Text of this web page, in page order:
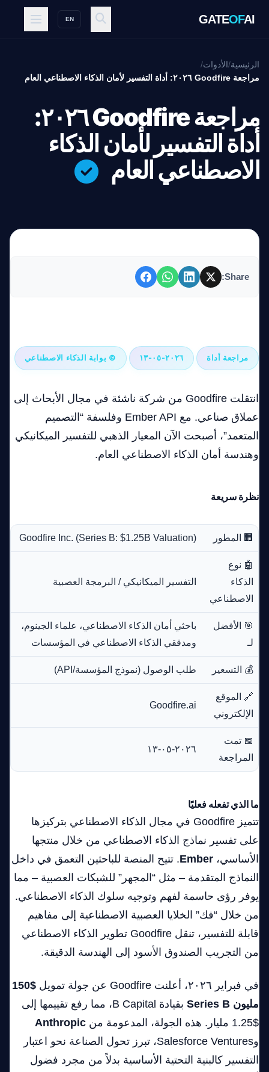
GATEOFAI
EN
الرئيسية/ الأدوات/
مراجعة Goodfire ٢٠٢٦: أداة التفسير لأمان الذكاء الاصطناعي العام
مراجعة Goodfire ٢٠٢٦:
أداة التفسير لأمان الذكاء
الاصطناعي العام
Share:
مراجعة أداة ٢٠٢٦-٠٥-١٣ © بوابة الذكاء الاصطناعي
انتقلت Goodfire من شركة ناشئة في مجال الأبحاث إلى
عملاق صناعي. مع Ember API وفلسفة “التصميم
المتعمد”، أصبحت الآن المعيار الذهبي للتفسير الميكانيكي
وهندسة أمان الذكاء الاصطناعي العام.
نظرة سريعة
🏢 المطور Goodfire Inc. (Series B: $1.25B Valuation)
🤖 نوع
الذكاء
الاصطناعي
التفسير الميكانيكي / البرمجة العصبية
🎯 الأفضل
لـ
باحثي أمان الذكاء الاصطناعي، علماء الجينوم،
ومدققي الذكاء الاصطناعي في المؤسسات
💰 التسعير طلب الوصول (نموذج المؤسسة/API)
🔗 الموقع
الإلكتروني
Goodfire.ai
📅 تمت
المراجعة
٢٠٢٦-٠٥-١٣
ما الذي تفعله فعليًا
تتميز Goodfire في مجال الذكاء الاصطناعي بتركيزها
على تفسير نماذج الذكاء الاصطناعي من خلال منتجها
الأساسي، Ember. تتيح المنصة للباحثين التعمق في داخل
النماذج المتقدمة – مثل “المجهر” للشبكات العصبية – مما
يوفر رؤى حاسمة لفهم وتوجيه سلوك الذكاء الاصطناعي.
من خلال “فك” الخلايا العصبية الاصطناعية إلى مفاهيم
قابلة للتفسير، تنقل Goodfire تطوير الذكاء الاصطناعي
من التجريب الصندوق الأسود إلى الهندسة الدقيقة.
في فبراير ٢٠٢٦، أعلنت Goodfire عن جولة تمويل
$150
مليون Series B
بقيادة B Capital، مما رفع تقييمها إلى
$1.25 مليار. هذه الجولة، المدعومة من
Anthropic
وSalesforce Ventures، تبرز تحول الصناعة نحو اعتبار
التفسير كالبنية التحتية الأساسية بدلاً من مجرد فضول